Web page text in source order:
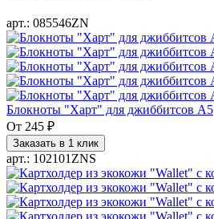
арт.: 085546ZN
Блокноты "Харт" для джиббитсов А5
От 245 ₽
Заказать в 1 клик
арт.: 102101ZNS